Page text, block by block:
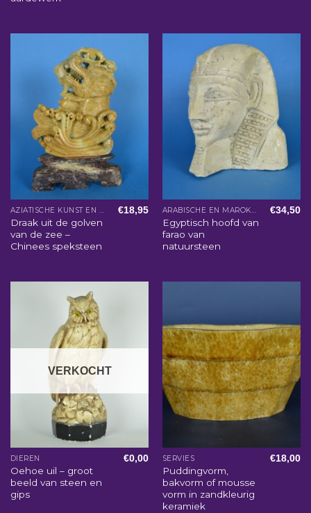
AZIATISCHE KUNST EN WOONACCESSOIRES
Draak uit de golven
van de zee –
Chinees speksteen
€18,95 ARABISCHE EN MAROKKAANSE WOONACCESSOIRES
Egyptisch hoofd van
farao van
natuursteen
€34,50
VERKOCHT
DIEREN
Oehoe uil – groot
beeld van steen en
gips
€0,00 SERVIES
Puddingvorm,
bakvorm of mousse
vorm in zandkleurig
keramiek
€18,00